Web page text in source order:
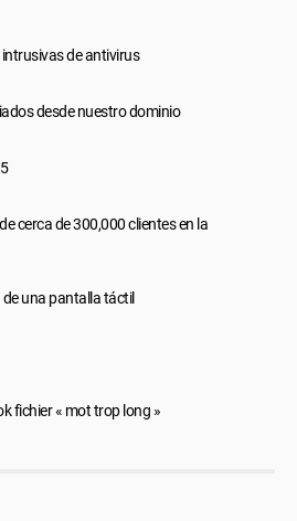
de antivirus
desde nuestro dominio
cerca de 300,000 clientes en la
una pantalla táctil
fichier « mot trop long »